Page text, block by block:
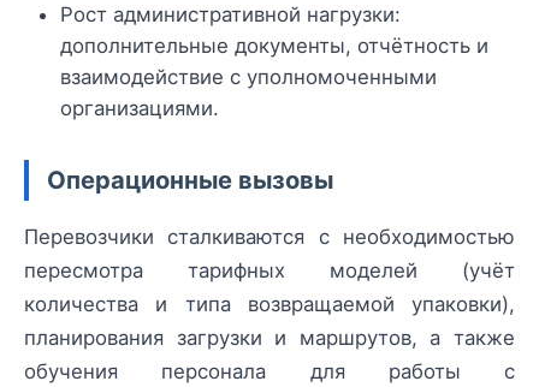
Рост административной нагрузки:
дополнительные документы, отчётность и
взаимодействие с уполномоченными
организациями.
Операционные вызовы
Перевозчики сталкиваются с необходимостью
пересмотра тарифных моделей (учёт
количества и типа возвращаемой упаковки),
планирования загрузки и маршрутов, а также
обучения персонала для работы с